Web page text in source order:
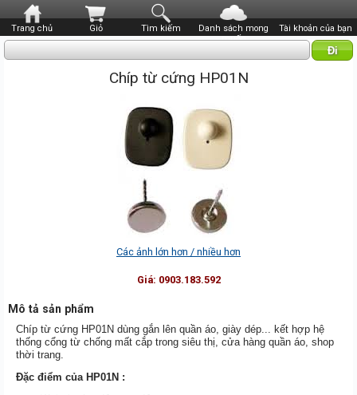
Trang chủ Giỏ Tìm kiếm
Danh sách mong
muốn
Tài khoản của bạn
Chíp từ cứng HP01N
Các ảnh lớn hơn / nhiều hơn
Giá: 0903.183.592
Mô tả sản phẩm
Chíp từ cứng HP01N dùng gắn lên quần áo, giày dép... kết hợp hệ
thống cổng từ chống mất cắp trong siêu thị, cửa hàng quần áo, shop
thời trang.
Đặc điểm của HP01N :